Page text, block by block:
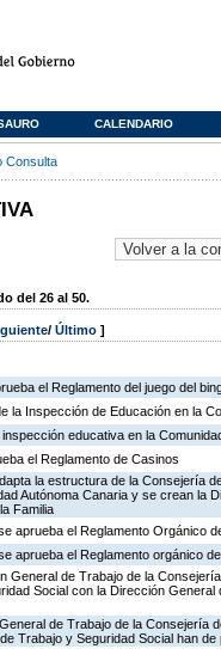
CALENDARIO
Consulta
del 26 al 50.
/ Último ]
el Reglamento del juego del
la Inspección de Educación en la
educativa en la
el Reglamento de Casinos
la estructura de la Consejería
Autónoma Canaria y se crean la
Familia
aprueba el Reglamento Orgánico
aprueba el Reglamento orgánico
General de Trabajo de la
Social con la Dirección
de Trabajo de la Consejería
Trabajo y Seguridad Social han